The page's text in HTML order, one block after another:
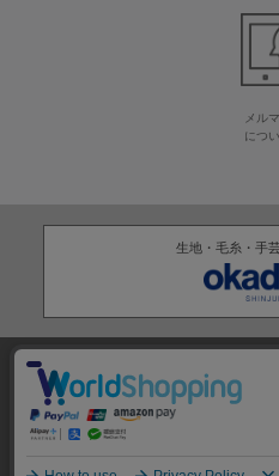
メル
につ
生地・毛糸・手
株式会社オカダヤ
特定商取引法に基づく表記